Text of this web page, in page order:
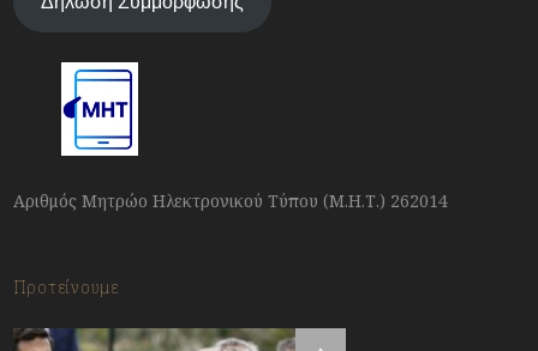
Αριθμός Μητρώο Ηλεκτρονικού Τύπου (Μ.Η.Τ.) 262014
Προτείνουμε